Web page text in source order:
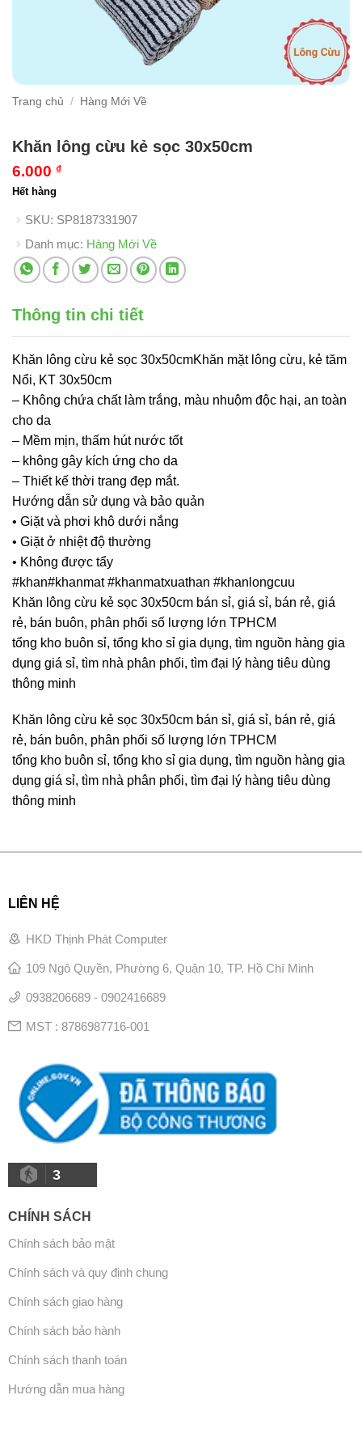
Trang chủ / Hàng Mới Về
Khăn lông cừu kẻ sọc 30x50cm
6.000 ₫
Hết hàng
SKU: SP8187331907
Danh mục: Hàng Mới Về
Thông tin chi tiết
Khăn lông cừu kẻ sọc 30x50cmKhăn mặt lông cừu, kẻ tăm
Nổi, KT 30x50cm
– Không chứa chất làm trắng, màu nhuộm độc hại, an toàn
cho da
– Mềm mịn, thấm hút nước tốt
– không gây kích ứng cho da
– Thiết kế thời trang đẹp mắt.
Hướng dẫn sử dụng và bảo quản
• Giặt và phơi khô dưới nắng
• Giặt ở nhiệt độ thường
• Không được tẩy
#khan#khanmat #khanmatxuathan #khanlongcuu
Khăn lông cừu kẻ sọc 30x50cm bán sỉ, giá sỉ, bán rẻ, giá
rẻ, bán buôn, phân phối số lượng lớn TPHCM
tổng kho buôn sỉ, tổng kho sỉ gia dụng, tìm nguồn hàng gia
dụng giá sỉ, tìm nhà phân phối, tìm đại lý hàng tiêu dùng
thông minh
Khăn lông cừu kẻ sọc 30x50cm bán sỉ, giá sỉ, bán rẻ, giá
rẻ, bán buôn, phân phối số lượng lớn TPHCM
tổng kho buôn sỉ, tổng kho sỉ gia dụng, tìm nguồn hàng gia
dụng giá sỉ, tìm nhà phân phối, tìm đại lý hàng tiêu dùng
thông minh
LIÊN HỆ
HKD Thịnh Phát Computer
109 Ngô Quyền, Phường 6, Quận 10, TP. Hồ Chí Minh
0938206689 - 0902416689
MST : 8786987716-001
3
CHÍNH SÁCH
Chính sách bảo mật
Chính sách và quy định chung
Chính sách giao hàng
Chính sách bảo hành
Chính sách thanh toán
Hướng dẫn mua hàng